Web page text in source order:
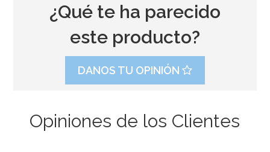
¿Qué te ha parecido
este producto?
DANOS TU OPINIÓN
Opiniones de los Clientes